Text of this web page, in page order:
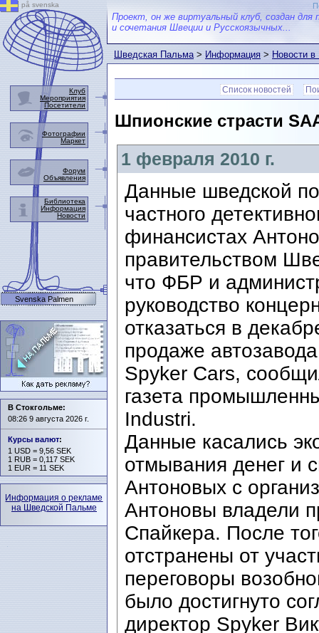
Проект, он же виртуальный клуб, создан для
и сочетания Швеции и Русскоязычных...
Шведская Пальма>Информация>Новости
Список новостей
Шпионские страсти
1 февраля 2010 г.
Данные шведской
частного
финансистах
правительством
что ФБР и
руководство
отказаться в
продаже
Spyker Cars,
газета
Industri.
Данные касались
отмывания денег и
Антоновых с
Антоновы владели
Спайкера. После
отстранены от
переговоры
было достигнуто
директор Spyker
på svenska
Клуб
Мероприятия
Посетители
Фотографии
Маркет
Форум
Объявления
Библиотека
Информация
Новости
Svenska Palmen
В Стокгольме:
08:26 9 августа 2026 г.
Курсы валют:
1 USD = 9,56 SEK
1 RUB = 0,117 SEK
1 EUR = 11 SEK
Информация о рекламе
на Шведской Пальме